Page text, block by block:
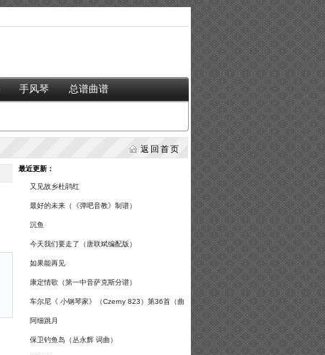
手风琴 总谱曲谱
返回首页
最近更新：
又见故乡杜鹃红
最好的未来（《弹吧音教》制谱）
沉鱼
今天我们要走了（唐联斌编配版）
如果能再见
康定情歌（第一中音萨克斯分谱）
车尔尼《 小钢琴家》（Czerny 823）第36首（曲
谱及练习提示）
阿细跳月
保卫钓鱼岛（丛永辉 词曲）